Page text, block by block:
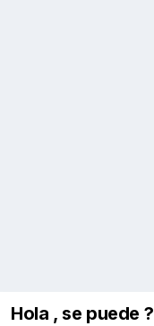
Hola , se puede ?